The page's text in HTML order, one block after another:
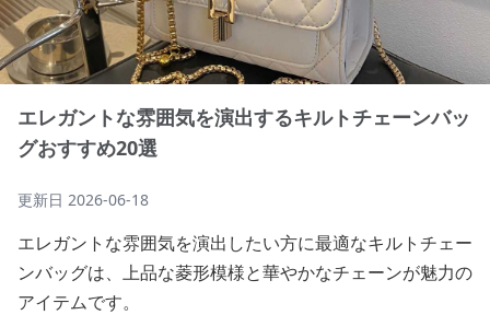
エレガントな雰囲気を演出するキルトチェーンバッ
グおすすめ20選
更新日 2026-06-18
エレガントな雰囲気を演出したい方に最適なキルトチェー
ンバッグは、上品な菱形模様と華やかなチェーンが魅力の
アイテムです。